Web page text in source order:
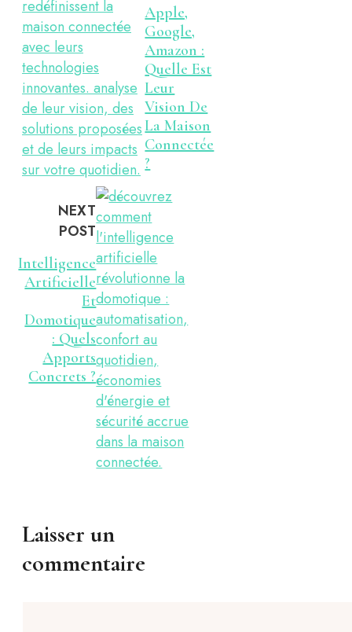
Apple,
Google,
Amazon :
Quelle Est
Leur
Vision De
La Maison
Connectée
?
NEXT
POST
Intelligence
Artificielle
Et
Domotique
: Quels
Apports
Concrets ?
Laisser un
commentaire